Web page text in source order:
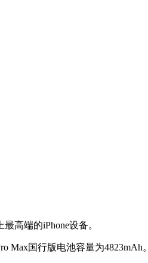
高端的iPhone设备。
Max国行版电池容量为4823mAh。